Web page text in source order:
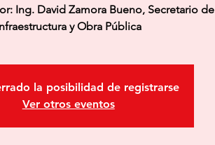
Ing. David Zamora Bueno, Secretario de
y Obra Pública
la posibilidad de registrarse
Ver otros eventos